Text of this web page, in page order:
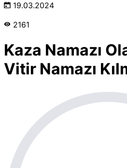
19.03.2024
2161
Kaza Namazı
Vitir Namazı